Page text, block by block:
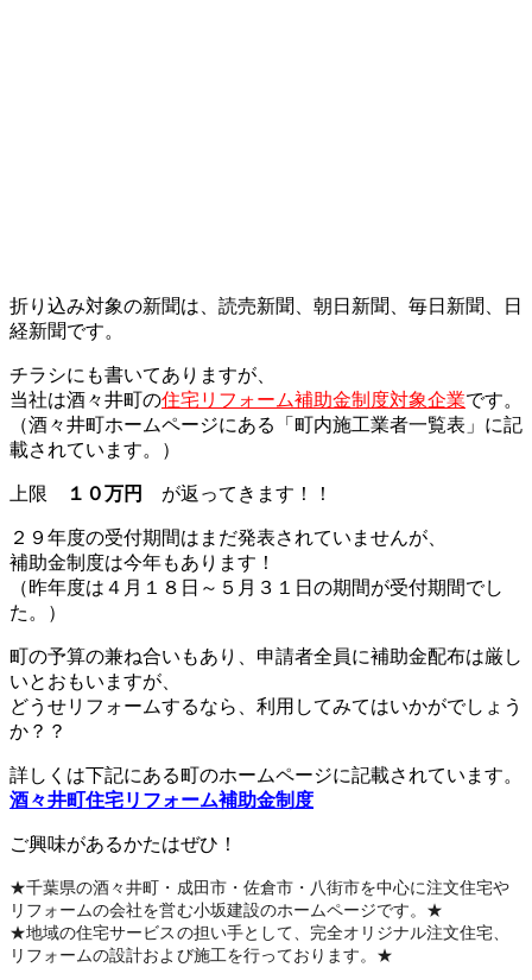
折り込み対象の新聞は、読売新聞、朝日新聞、毎日新聞、日
経新聞です。
チラシにも書いてありますが、
当社は酒々井町の住宅リフォーム補助金制度対象企業です。
（酒々井町ホームページにある「町内施工業者一覧表」に記
載されています。）
上限 １０万円 が返ってきます！！
２９年度の受付期間はまだ発表されていませんが、
補助金制度は今年もあります！
（昨年度は４月１８日～５月３１日の期間が受付期間でし
た。）
町の予算の兼ね合いもあり、申請者全員に補助金配布は厳し
いとおもいますが、
どうせリフォームするなら、利用してみてはいかがでしょう
か？？
詳しくは下記にある町のホームページに記載されています。
酒々井町住宅リフォーム補助金制度
ご興味があるかたはぜひ！
★千葉県の酒々井町・成田市・佐倉市・八街市を中心に注文住宅や
リフォームの会社を営む小坂建設のホームページです。★
★地域の住宅サービスの担い手として、完全オリジナル注文住宅、
リフォームの設計および施工を行っております。★